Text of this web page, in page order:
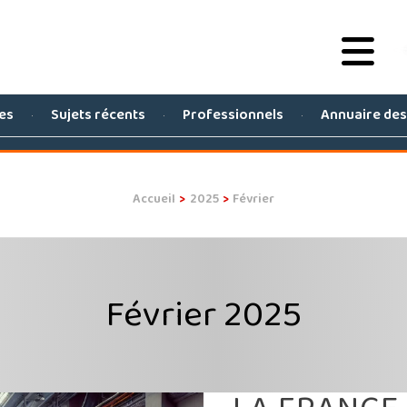
Sujets récents Professionnels Annuaire des
Accueil 2025 Février
Février 2025
LA